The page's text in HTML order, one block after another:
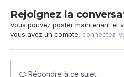
Rejoignez la
Vous pouvez poster maintenant et
vous avez un compte, connectez-
Répondre à ce sujet…